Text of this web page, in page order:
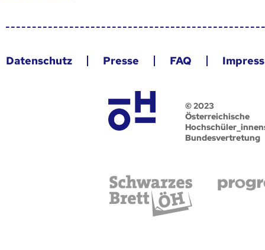
Datenschutz Presse FAQ
© 2023
Österreichische
Bundesvertretung